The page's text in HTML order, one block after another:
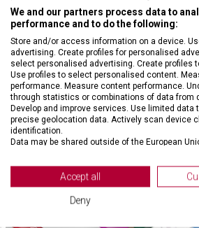
BARVA Multicolor
We and our partners process data to
performance and to do the following:
Store and/or access information on a device.
advertising. Create profiles for personalised
select personalised advertising. Create profiles
Use profiles to select personalised content.
performance. Measure content performance.
through statistics or combinations of data from
Develop and improve services. Use limited data
precise geolocation data. Actively scan device
identification.
Data may be shared outside of the European
View Partner List (2 IAB Vendors)
We use your data for the following purposes:
Accept all
Deny